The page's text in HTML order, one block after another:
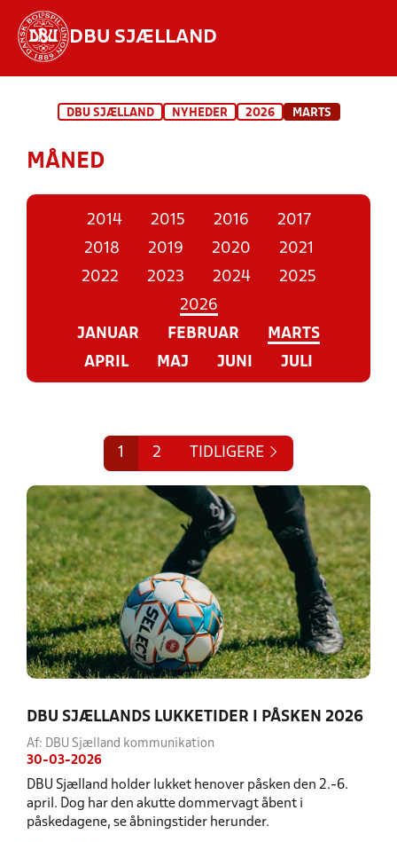
DBU SJÆLLAND
STILLINGER, RESULTATER, KLUBBER OG
DBU SJÆLLAND NYHEDER 2026 MARTS
MÅNED
2014 2015 2016
2017
2018
2019 2020
2021
2022
2023 2024
2025
2026
JANUAR
FEBRUAR
MARTS
APRIL
MAJ JUNI JULI
1 2 TIDLIGERE
DBU SJÆLLANDS LUKKETIDER I PÅSKEN 2026
Af: DBU Sjælland kommunikation
30-03-2026
DBU Sjælland holder lukket henover påsken den 2.-6.
april. Dog har den akutte dommervagt åbent i
påskedagene, se åbningstider herunder.